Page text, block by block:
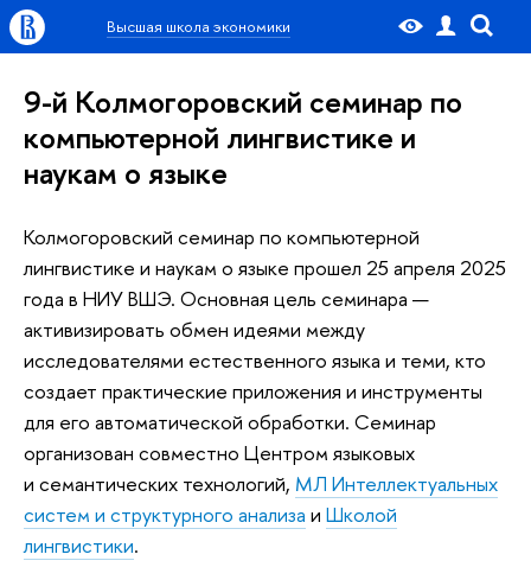
Высшая школа экономики
9-й Колмогоровский семинар по
компьютерной лингвистике и
наукам о языке
Колмогоровский семинар по компьютерной
лингвистике и наукам о языке прошел 25 апреля 2025
года в НИУ ВШЭ. Основная цель семинара —
активизировать обмен идеями между
исследователями естественного языка и теми, кто
создает практические приложения и инструменты
для его автоматической обработки. Семинар
организован совместно Центром языковых
и семантических технологий, МЛ Интеллектуальных
систем и структурного анализа и Школой
лингвистики.